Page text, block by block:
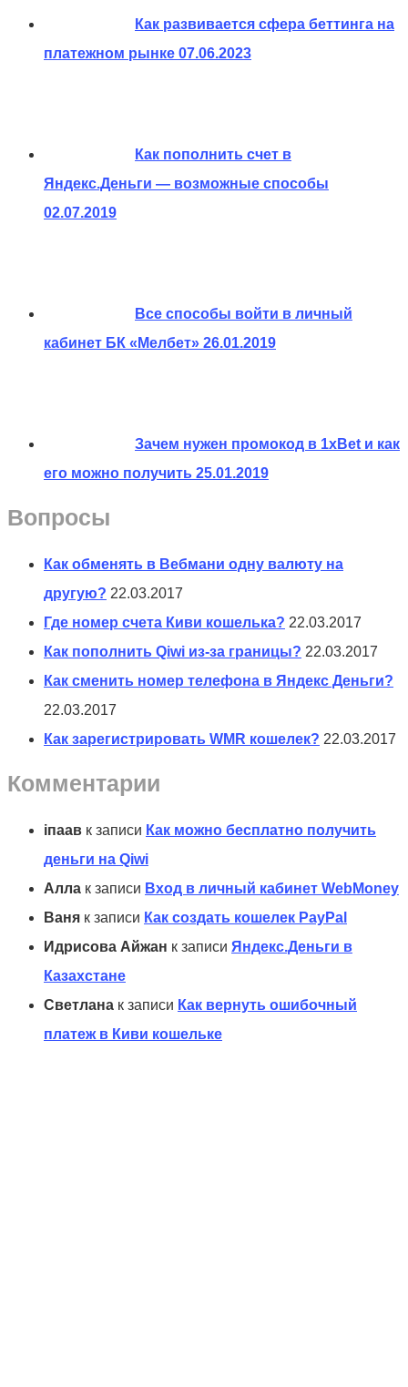
Как развивается сфера беттинга на
платежном рынке 07.06.2023
Как пополнить счет в
Яндекс.Деньги — возможные способы
02.07.2019
Все способы войти в личный
кабинет БК «Мелбет» 26.01.2019
Зачем нужен промокод в 1xBet и как
его можно получить 25.01.2019
Вопросы
Как обменять в Вебмани одну валюту на
другую? 22.03.2017
Где номер счета Киви кошелька? 22.03.2017
Как пополнить Qiwi из-за границы? 22.03.2017
Как сменить номер телефона в Яндекс Деньги?
22.03.2017
Как зарегистрировать WMR кошелек? 22.03.2017
Комментарии
іпаав к записи Как можно бесплатно получить
деньги на Qiwi
Алла к записи Вход в личный кабинет WebMoney
Ваня к записи Как создать кошелек PayPal
Идрисова Айжан к записи Яндекс.Деньги в
Казахстане
Светлана к записи Как вернуть ошибочный
платеж в Киви кошельке